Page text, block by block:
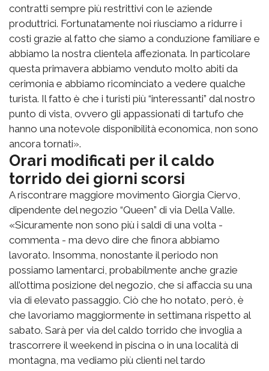
contratti sempre più restrittivi con le aziende
produttrici. Fortunatamente noi riusciamo a ridurre i
costi grazie al fatto che siamo a conduzione familiare e
abbiamo la nostra clientela affezionata. In particolare
questa primavera abbiamo venduto molto abiti da
cerimonia e abbiamo ricominciato a vedere qualche
turista. Il fatto è che i turisti più “interessanti” dal nostro
punto di vista, ovvero gli appassionati di tartufo che
hanno una notevole disponibilità economica, non sono
ancora tornati».
Orari modificati per il caldo
torrido dei giorni scorsi
A riscontrare maggiore movimento Giorgia Ciervo,
dipendente del negozio “Queen” di via Della Valle.
«Sicuramente non sono più i saldi di una volta -
commenta - ma devo dire che finora abbiamo
lavorato. Insomma, nonostante il periodo non
possiamo lamentarci, probabilmente anche grazie
all’ottima posizione del negozio, che si affaccia su una
via di elevato passaggio. Ciò che ho notato, però, è
che lavoriamo maggiormente in settimana rispetto al
sabato. Sarà per via del caldo torrido che invoglia a
trascorrere il weekend in piscina o in una località di
montagna, ma vediamo più clienti nel tardo